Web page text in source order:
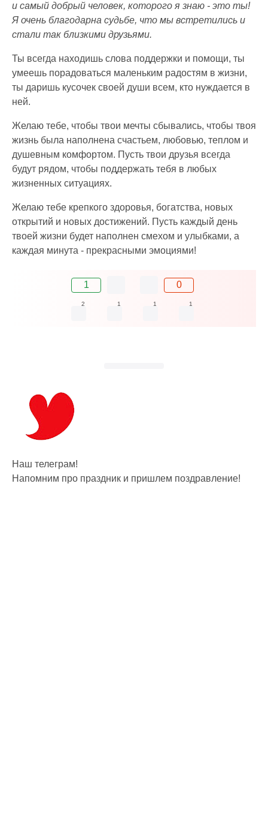
и самый добрый человек, которого я знаю - это ты!
Я очень благодарна судьбе, что мы встретились и
стали так близкими друзьями.
Ты всегда находишь слова поддержки и помощи, ты
умеешь порадоваться маленьким радостям в жизни,
ты даришь кусочек своей души всем, кто нуждается в
ней.
Желаю тебе, чтобы твои мечты сбывались, чтобы твоя
жизнь была наполнена счастьем, любовью, теплом и
душевным комфортом. Пусть твои друзья всегда
будут рядом, чтобы поддержать тебя в любых
жизненных ситуациях.
Желаю тебе крепкого здоровья, богатства, новых
открытий и новых достижений. Пусть каждый день
твоей жизни будет наполнен смехом и улыбками, а
каждая минута - прекрасными эмоциями!
1 0
2 1 1 1
Наш телеграм!
Напомним про праздник и пришлем поздравление!